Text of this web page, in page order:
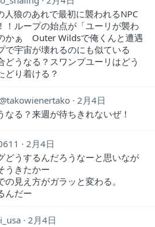
人狼のあれで最初に襲われるNPC
！ループの始点が「ユーリが襲わ
かぁ Outer Wildsで俺くんと遭遇
で宇宙が壊れるのにも似ている
うなる？スワンプユーリはどう
どり着ける？
takowienertako 2月4日
なる？来週が待ちきれないぜ！
2月4日
どうするんだろうなーと思いなが
うきたかー
見え方がガラッと変わる。
んだー
2月4日